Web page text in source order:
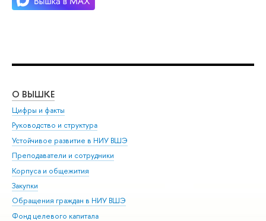
О ВЫШКЕ
Цифры и факты
Руководство и структура
Устойчивое развитие в НИУ ВШЭ
Преподаватели и сотрудники
Корпуса и общежития
Закупки
Обращения граждан в НИУ ВШЭ
Фонд целевого капитала